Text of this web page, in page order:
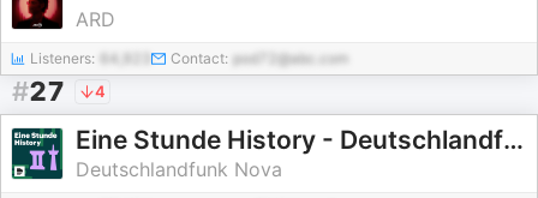
ARD
Listeners: 64,923 Contact: pod72@abc.com
#27 4
Eine Stunde History - Deutschlandfunk Nova
Deutschlandfunk Nova